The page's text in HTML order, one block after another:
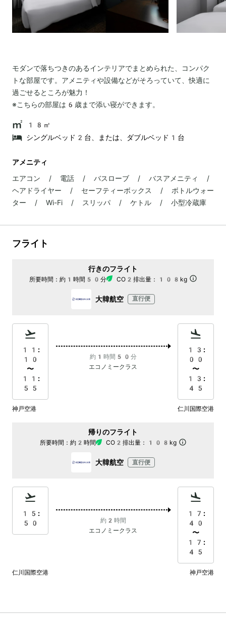
モダンで落ちつきのあるインテリアでまとめられた、コンパク
トな部屋です。アメニティや設備などがそろっていて、快適に
過ごせるところが魅力！
※こちらの部屋は6歳まで添い寝ができます。
18㎡
シングルベッド2台、または、ダブルベッド1台
アメニティ
エアコン / 電話 / バスローブ / バスアメニティ /
ヘアドライヤー / セーフティーボックス / ボトルウォー
ター / Wi-Fi / スリッパ / ケトル / 小型冷蔵庫
フライト
行きのフライト
所要時間： 約1時間50分 CO2排出量： 108kg
大韓航空 直行便
11:
10
〜
11:
55
約1時間50分
エコノミークラス
13:
00
〜
13:
45
神戸空港 仁川国際空港
帰りのフライト
所要時間： 約2時間 CO2排出量： 108kg
大韓航空 直行便
15:
50
約2時間
エコノミークラス
17:
40
〜
17:
45
仁川国際空港 神戸空港